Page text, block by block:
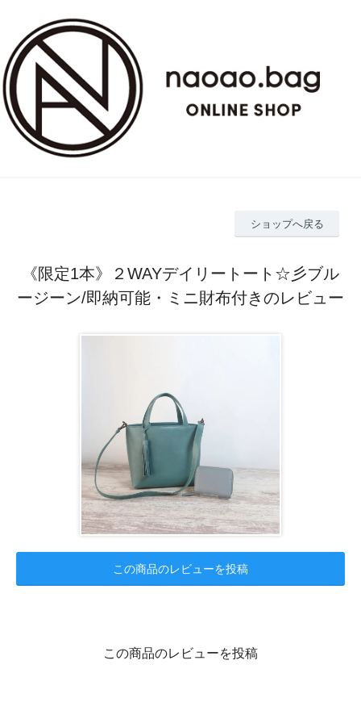
ショップへ戻る
《限定1本》２WAYデイリートート☆彡ブル
ージーン/即納可能・ミニ財布付きのレビュー
この商品のレビューを投稿
この商品のレビューを投稿